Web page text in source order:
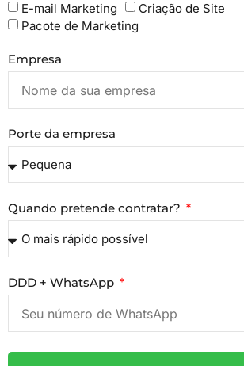
E-mail Marketing
Criação de Site
Pacote de Marketing
Empresa
Porte da empresa
Quando pretende contratar?
DDD + WhatsApp